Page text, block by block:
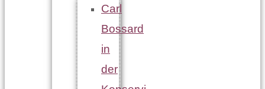
Carl
Bossard
in
der